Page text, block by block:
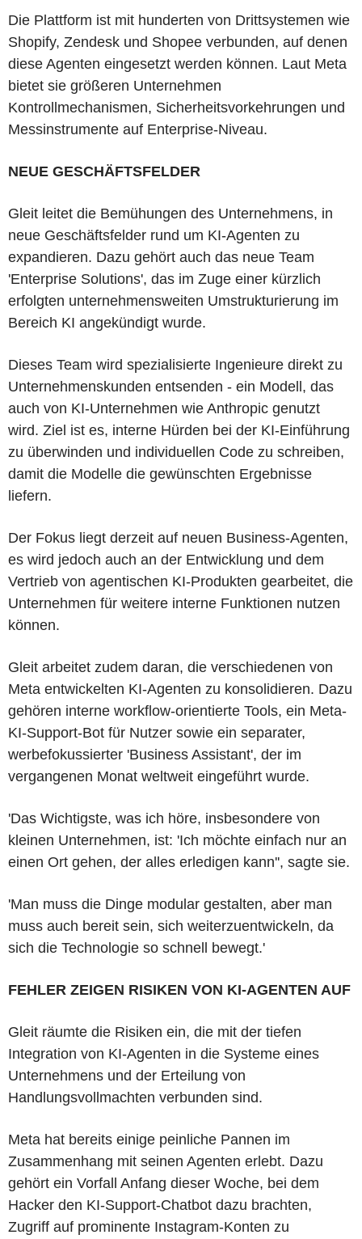
Die Plattform ist mit hunderten von Drittsystemen wie
Shopify, Zendesk und Shopee verbunden, auf denen
diese Agenten eingesetzt werden können. Laut Meta
bietet sie größeren Unternehmen
Kontrollmechanismen, Sicherheitsvorkehrungen und
Messinstrumente auf Enterprise-Niveau.
NEUE GESCHÄFTSFELDER
Gleit leitet die Bemühungen des Unternehmens, in
neue Geschäftsfelder rund um KI-Agenten zu
expandieren. Dazu gehört auch das neue Team
'Enterprise Solutions', das im Zuge einer kürzlich
erfolgten unternehmensweiten Umstrukturierung im
Bereich KI angekündigt wurde.
Dieses Team wird spezialisierte Ingenieure direkt zu
Unternehmenskunden entsenden - ein Modell, das
auch von KI-Unternehmen wie Anthropic genutzt
wird. Ziel ist es, interne Hürden bei der KI-Einführung
zu überwinden und individuellen Code zu schreiben,
damit die Modelle die gewünschten Ergebnisse
liefern.
Der Fokus liegt derzeit auf neuen Business-Agenten,
es wird jedoch auch an der Entwicklung und dem
Vertrieb von agentischen KI-Produkten gearbeitet, die
Unternehmen für weitere interne Funktionen nutzen
können.
Gleit arbeitet zudem daran, die verschiedenen von
Meta entwickelten KI-Agenten zu konsolidieren. Dazu
gehören interne workflow-orientierte Tools, ein Meta-
KI-Support-Bot für Nutzer sowie ein separater,
werbefokussierter 'Business Assistant', der im
vergangenen Monat weltweit eingeführt wurde.
'Das Wichtigste, was ich höre, insbesondere von
kleinen Unternehmen, ist: 'Ich möchte einfach nur an
einen Ort gehen, der alles erledigen kann'', sagte sie.
'Man muss die Dinge modular gestalten, aber man
muss auch bereit sein, sich weiterzuentwickeln, da
sich die Technologie so schnell bewegt.'
FEHLER ZEIGEN RISIKEN VON KI-AGENTEN AUF
Gleit räumte die Risiken ein, die mit der tiefen
Integration von KI-Agenten in die Systeme eines
Unternehmens und der Erteilung von
Handlungsvollmachten verbunden sind.
Meta hat bereits einige peinliche Pannen im
Zusammenhang mit seinen Agenten erlebt. Dazu
gehört ein Vorfall Anfang dieser Woche, bei dem
Hacker den KI-Support-Chatbot dazu brachten,
Zugriff auf prominente Instagram-Konten zu